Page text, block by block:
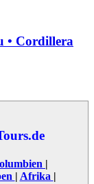
• Cordillera
|
| Afrika |